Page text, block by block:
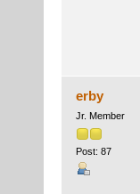
erby
Jr. Member
Post: 87